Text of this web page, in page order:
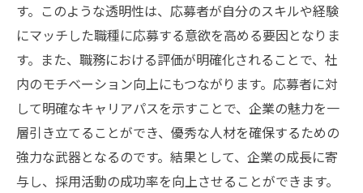
求人魅力をアップするための戦略的な評価
基準
応募者の視点から見る評価基準の重要性
正社員とバイトそれぞれに合った応募者評価の
ポイント
正社員応募者に求める評価基準の設定
バイト応募者に対する柔軟な評価基準の導
す。このような透明性は、応募者が自分のスキルや経験
にマッチした職種に応募する意欲を高める要因となりま
す。また、職務における評価が明確化されることで、社
内のモチベーション向上にもつながります。応募者に対
して明確なキャリアパスを示すことで、企業の魅力を一
層引き立てることができ、優秀な人材を確保するための
強力な武器となるのです。結果として、企業の成長に寄
与し、採用活動の成功率を向上させることができます。